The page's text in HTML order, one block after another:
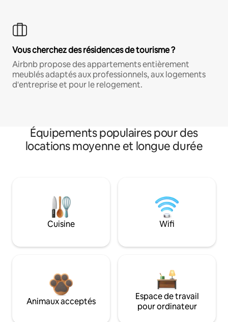
Vous cherchez des résidences de tourisme ?
Airbnb propose des appartements entièrement
meublés adaptés aux professionnels, aux logements
d'entreprise et pour le relogement.
Équipements populaires pour des
locations moyenne et longue durée
Cuisine Wifi
Animaux acceptés
Espace de travail
pour ordinateur